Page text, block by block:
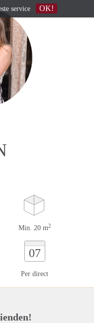
Min. 20 m2
07
Per direct
service OK!